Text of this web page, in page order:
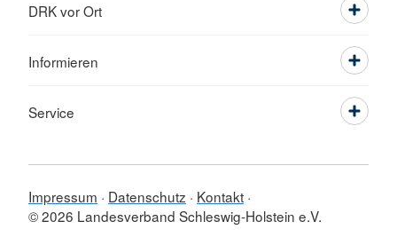
DRK vor Ort
Informieren
Service
Impressum Datenschutz
Kontakt
© 2026 Landesverband Schleswig-Holstein e.V.